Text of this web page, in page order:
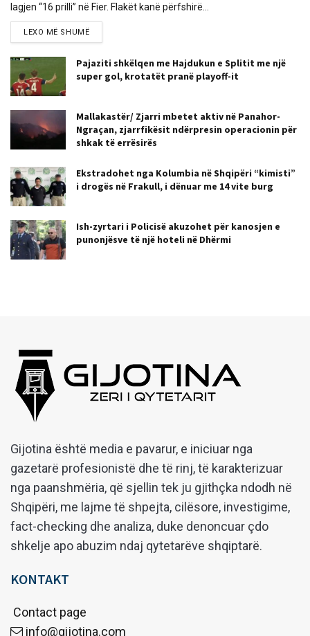
lagjen “16 prilli” në Fier. Flakët kanë përfshirë...
LEXO MË SHUMË
Pajaziti shkëlqen me Hajdukun e Splitit me një
super gol, krotatët pranë playoff-it
Mallakastër/ Zjarri mbetet aktiv në Panahor-
Ngraçan, zjarrfikësit ndërpresin operacionin për
shkak të errësirës
Ekstradohet nga Kolumbia në Shqipëri “kimisti”
i drogës në Frakull, i dënuar me 14 vite burg
Ish-zyrtari i Policisë akuzohet për kanosjen e
punonjësve të një hoteli në Dhërmi
Gijotina është media e pavarur, e iniciuar nga
gazetarë profesionistë dhe të rinj, të karakterizuar
nga paanshmëria, që sjellin tek ju gjithçka ndodh në
Shqipëri, me lajme të shpejta, cilësore, investigime,
fact-checking dhe analiza, duke denoncuar çdo
shkelje apo abuzim ndaj qytetarëve shqiptarë.
KONTAKT
Contact page
info@gijotina.com